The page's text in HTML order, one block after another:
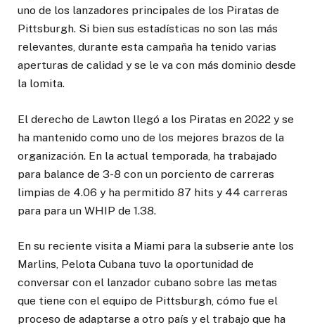
uno de los lanzadores principales de los Piratas de
Pittsburgh. Si bien sus estadísticas no son las más
relevantes, durante esta campaña ha tenido varias
aperturas de calidad y se le va con más dominio desde
la lomita.
El derecho de Lawton llegó a los Piratas en 2022 y se
ha mantenido como uno de los mejores brazos de la
organización. En la actual temporada, ha trabajado
para balance de 3-8 con un porciento de carreras
limpias de 4.06 y ha permitido 87 hits y 44 carreras
para para un WHIP de 1.38.
En su reciente visita a Miami para la subserie ante los
Marlins, Pelota Cubana tuvo la oportunidad de
conversar con el lanzador cubano sobre las metas
que tiene con el equipo de Pittsburgh, cómo fue el
proceso de adaptarse a otro país y el trabajo que ha